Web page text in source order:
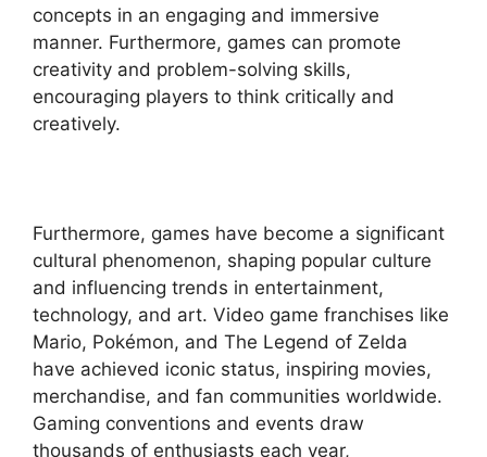
concepts in an engaging and immersive
manner. Furthermore, games can promote
creativity and problem-solving skills,
encouraging players to think critically and
creatively.
Furthermore, games have become a significant
cultural phenomenon, shaping popular culture
and influencing trends in entertainment,
technology, and art. Video game franchises like
Mario, Pokémon, and The Legend of Zelda
have achieved iconic status, inspiring movies,
merchandise, and fan communities worldwide.
Gaming conventions and events draw
thousands of enthusiasts each year,